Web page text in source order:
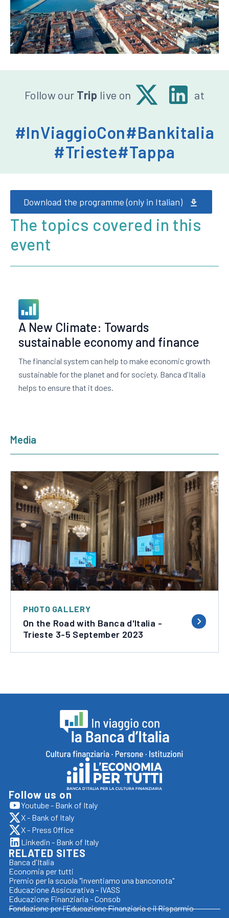
Download the programme (only in Italian)
Seguici
Follow our Trip live on X
-
d'Italia
Linkedin
at
#InViaggioCon#Bankitalia
#Trieste#Tappa
The topics covered in this
event
A New Climate: Towards
sustainable economy and finance
The financial system can help to make economic growth
sustainable for the planet and for society. Banca d'Italia
helps to ensure that it does.
Media
Apre
in
una
nuova
finestra
PHOTO GALLERY
On the Road with Banca d'Italia -
Trieste 3-5 September 2023
viaggio
con
la
Banca
d'italia,
torna
alla
home
Vai
al
sito
Economia
per
tutti
Follow us on
Youtube - Bank of Italy
apre
sito
esterno
in
nuova
scheda
X - Bank of Italy
apre
sito
esterno
in
nuova
scheda
X - Press Office
apre
sito
esterno
in
nuova
scheda
Linkedin - Bank of Italy
apre
sito
esterno
in
nuova
scheda
RELATED SITES
Banca d'Italia
Economia per tutti
Premio per la scuola "inventiamo una banconota"
Educazione Assicurativa - IVASS
Educazione Finanziaria - Consob
Fondazione per l'Educazione Finanziaria e il Risparmio